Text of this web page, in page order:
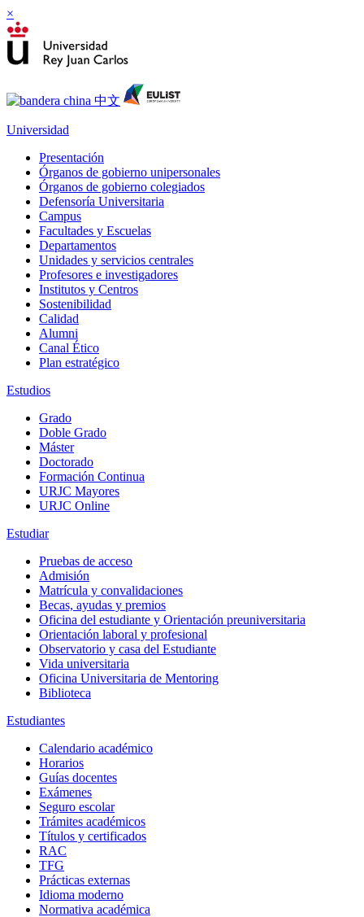
×
Universidad
Presentación
Órganos de gobierno unipersonales
Órganos de gobierno colegiados
Defensoría Universitaria
Campus
Facultades y Escuelas
Departamentos
Unidades y servicios centrales
Profesores e investigadores
Institutos y Centros
Sostenibilidad
Calidad
Alumni
Canal Ético
Plan estratégico
Estudios
Grado
Doble Grado
Máster
Doctorado
Formación Continua
URJC Mayores
URJC Online
Estudiar
Pruebas de acceso
Admisión
Matrícula y convalidaciones
Becas, ayudas y premios
Oficina del estudiante y Orientación preuniversitaria
Orientación laboral y profesional
Observatorio y casa del Estudiante
Vida universitaria
Oficina Universitaria de Mentoring
Biblioteca
Estudiantes
Calendario académico
Horarios
Guías docentes
Exámenes
Seguro escolar
Trámites académicos
Títulos y certificados
RAC
TFG
Prácticas externas
Idioma moderno
Normativa académica